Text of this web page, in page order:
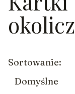
Lista
Sortowanie:
Domyślne